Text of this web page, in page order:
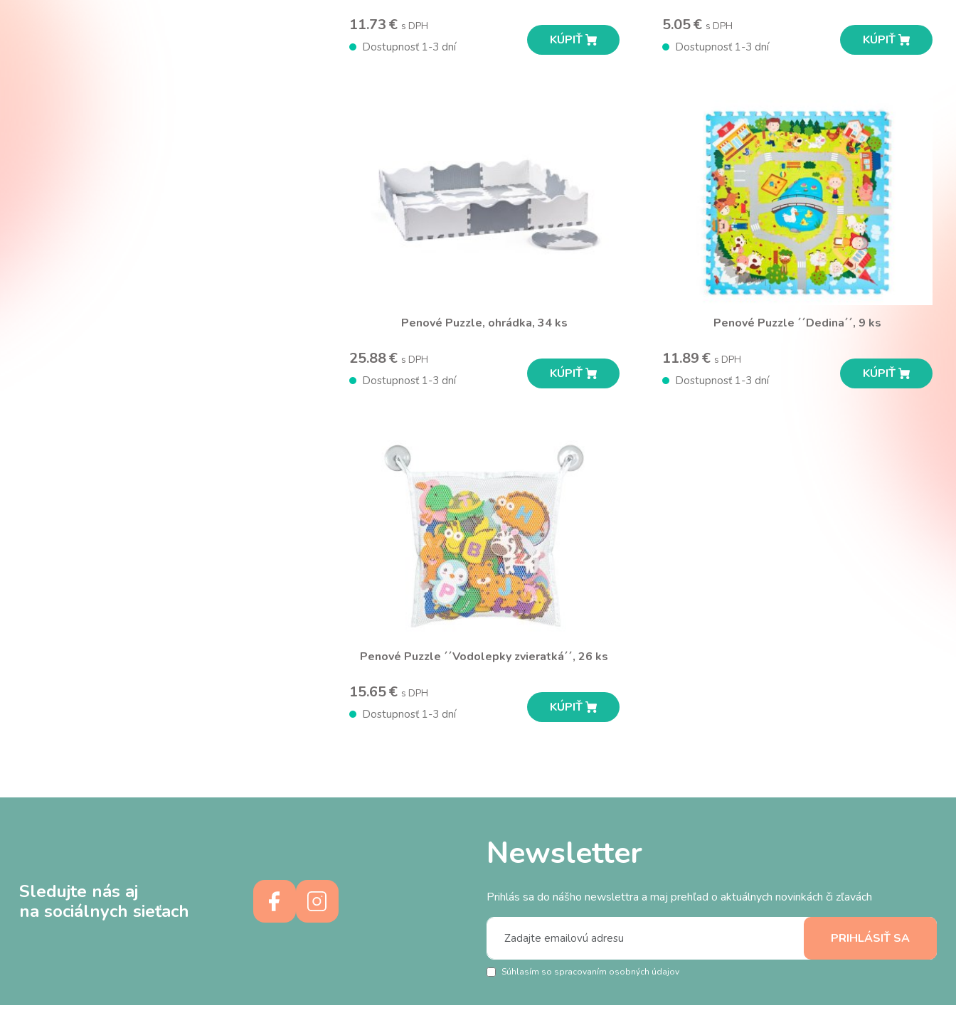
11.73 € s DPH
Dostupnosť 1-3 dní KÚPIŤ
5.05 € s DPH
Dostupnosť 1-3 dní KÚPIŤ
Penové Puzzle, ohrádka, 34 ks
25.88 € s DPH
Dostupnosť 1-3 dní KÚPIŤ
Penové Puzzle ´´Dedina´´, 9 ks
11.89 € s DPH
Dostupnosť 1-3 dní KÚPIŤ
Penové Puzzle ´´Vodolepky zvieratká´´, 26 ks
15.65 € s DPH
Dostupnosť 1-3 dní KÚPIŤ
Sledujte nás aj
na sociálnych sieťach
Newsletter
Prihlás sa do nášho newslettra a maj prehľad o aktuálnych novinkách či zľavách
Súhlasím so spracovaním osobných údajov